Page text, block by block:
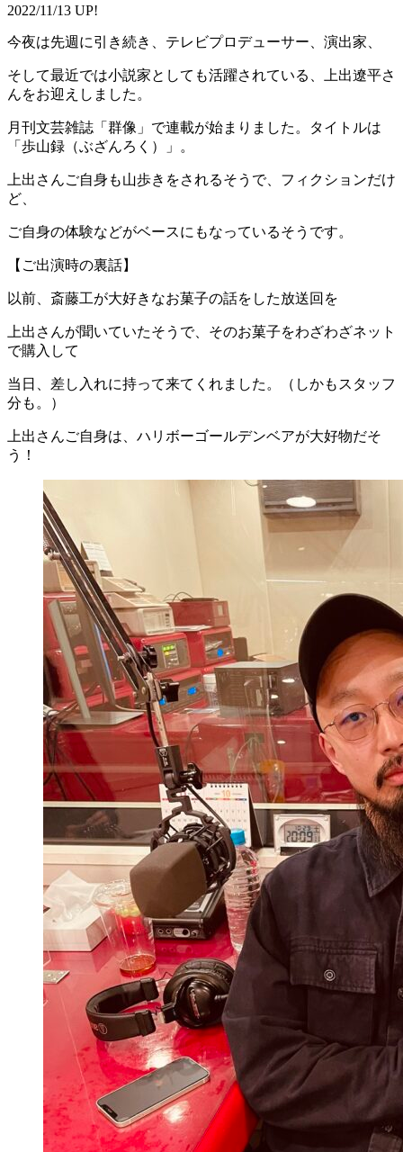
2022/11/13 UP!
今夜は先週に引き続き、テレビプロデューサー、演出家、
そして最近では小説家としても活躍されている、上出遼平さ
んをお迎えしました。
月刊文芸雑誌「群像」で連載が始まりました。タイトルは
「歩山録（ぶざんろく）」。
上出さんご自身も山歩きをされるそうで、フィクションだけ
ど、
ご自身の体験などがベースにもなっているそうです。
【ご出演時の裏話】
以前、斎藤工が大好きなお菓子の話をした放送回を
上出さんが聞いていたそうで、そのお菓子をわざわざネット
で購入して
当日、差し入れに持って来てくれました。（しかもスタッフ
分も。）
上出さんご自身は、ハリボーゴールデンベアが大好物だそ
う！